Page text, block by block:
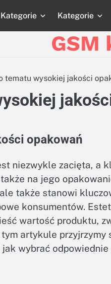
Kategorie Kategorie
GSM
tematu wysokiej jakości
opakowań
niezwykle zacięta, a
na jego
także stanowi
konsumentów.
wartość produktu,
artykule przyjrzymy
wybrać